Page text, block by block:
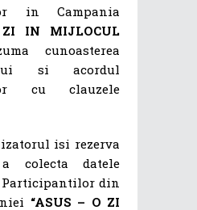
in Campania
IN MIJLOCUL
cunoasterea
si acordul
cu clauzele
isi rezerva
colecta datele
Participantilor din
“ASUS – O ZI